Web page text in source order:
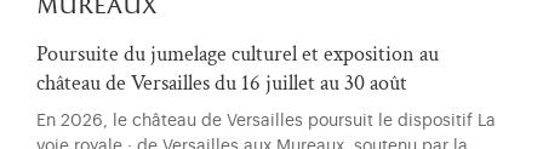
mureaux
Poursuite du jumelage culturel et exposition au
château de Versailles du 16 juillet au 30 août
En 2026, le château de Versailles poursuit le dispositif La